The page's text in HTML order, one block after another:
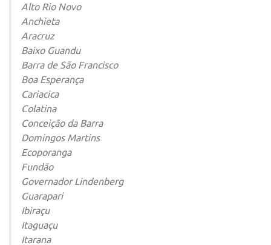
Alto Rio Novo
Anchieta
Aracruz
Baixo Guandu
Barra de São Francisco
Boa Esperança
Cariacica
Colatina
Conceição da Barra
Domingos Martins
Ecoporanga
Fundão
Governador Lindenberg
Guarapari
Ibiraçu
Itaguaçu
Itarana